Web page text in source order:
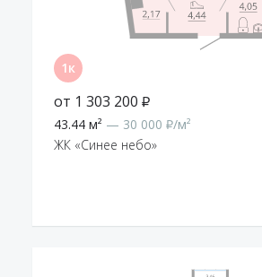
от 1 303 200 ₽
43.44 м² — 30 000 ₽/м²
ЖК «Синее небо»